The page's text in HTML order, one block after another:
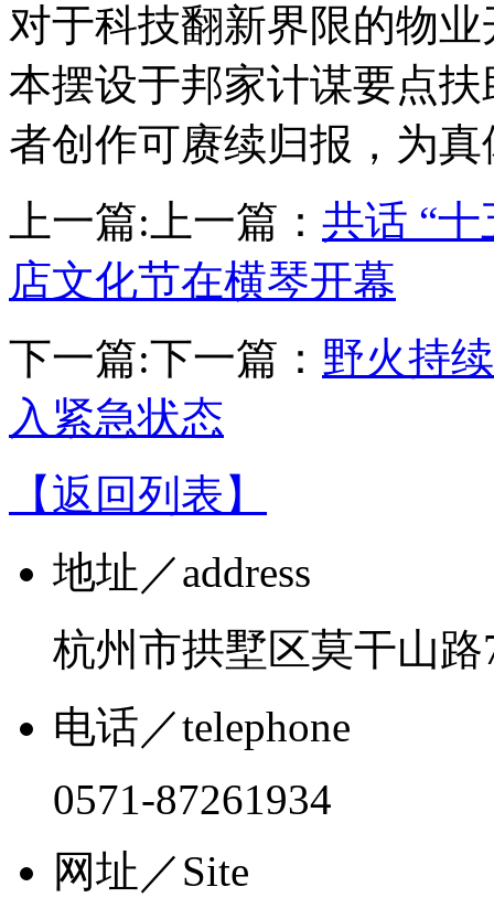
对于科技翻新界限的物
本摆设于邦家计谋要点
者创作可赓续归报，为
上一篇: 上一篇： 共话 “
店文化节在横琴开幕
下一篇:下一篇： 野火持
入紧急状态
【返回列表】
地址 ／address
杭州市拱墅区莫干山
电话／telephone
0571-87261934
网址 ／Site